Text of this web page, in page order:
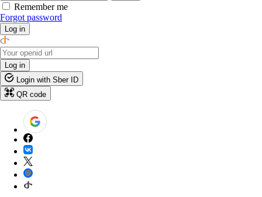
Remember me
Forgot password
Log in
Log in
Login with Sber ID
QR code